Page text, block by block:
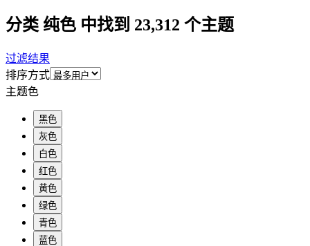
分类 纯色 中找到 23,312 个主题
过滤结果
排序方式
主题色
黑色
灰色
白色
红色
黄色
绿色
青色
蓝色